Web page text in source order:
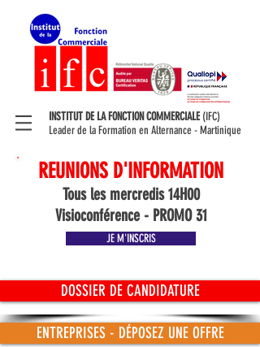
INSTITUT DE LA FONCTION COMMERCIALE (IFC)
Leader de la Formation en Alternance - Martinique
REUNIONS D'INFORMATION
Tous les mercredis 14H00
Visioconférence - PROMO 31
JE M'INSCRIS
DOSSIER DE CANDIDATURE
ENTREPRISES - DÉPOSEZ UNE OFFRE